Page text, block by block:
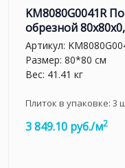
KM8080G0041R
обрезной
Артикул:
Размер: 80*80 см
Вес: 41.41 кг
Плиток в упаковке: 3
3 849.10 руб./м2